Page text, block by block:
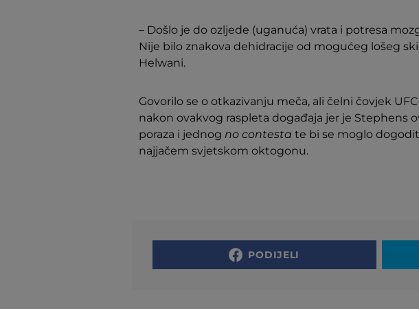
– Došlo je do ozljede (uganuća) vrata i potresa
Nije bilo znakova dehidracije od mogućeg lošeg
Helwani.
Govorilo se o otkazivanju meča, ali čelni čovjek
nakon ovakvog raspleta događaja jer je Stephens
poraza i jednog no contesta te bi se moglo
najjačem svjetskom oktogonu.
PODIJELI